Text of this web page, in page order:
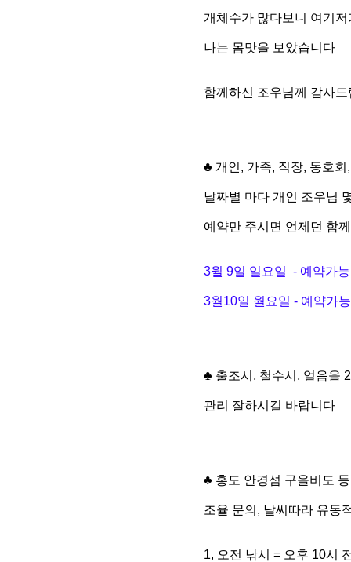
개체수가 많다보니 여기
나는 몸맛을 보았습니다
함께하신 조우님께 감사드
♣ 개인, 가족, 직장, 동호
날짜별 마다 개인 조우님
예약만 주시면 언제던 함
3월 9일 일요일 - 예약가능
3월10일 월요일 - 예약가능
♣ 출조시, 철수시, 얼음을
관리 잘하시길 바랍니다
♣ 홍도 안경섬 구을비도
조율 문의, 날씨따라 유동
1, 오전 낚시 = 오후 10시